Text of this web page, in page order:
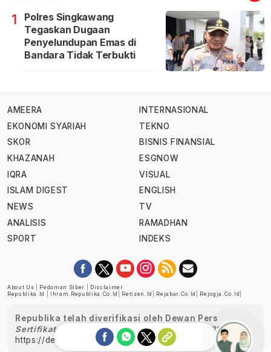
1
Polres Singkawang
Tegaskan Dugaan
Penyelundupan Emas di
Bandara Tidak Terbukti
AMEERA
EKONOMI SYARIAH
SKOR
KHAZANAH
IQRA
ISLAM DIGEST
NEWS
ANALISIS
SPORT
INTERNASIONAL
TEKNO
BISNIS FINANSIAL
ESGNOW
VISUAL
ENGLISH
TV
RAMADHAN
INDEKS
About Us Pedoman Siber
Disclaimer
Republika.id
Ihram.republika.co.id Retizen.id Rejabar.co.id Rejogja.co.id
Republika telah diverifikasi oleh Dewan Pers
Sertifikat Nomor 1058/DP-Verifikasi/K/XII/2022
https://dewanpers.or.id/data/perusahaanpers